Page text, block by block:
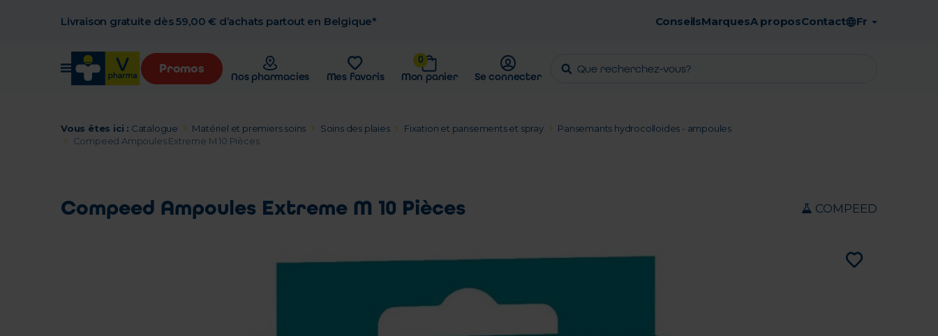
Livraison gratuite dès 59,00 € d’achats partout en Belgique* Retrait en pharmacie gratuit
ConseilsMarquesA proposContact Fr
Promos
Nos pharmacies Mes favoris
0
Mon panier Se connecter
Vous êtes ici : Catalogue Matériel et premiers soins Soins des plaies Fixation et pansements et spray
Pansemants hydrocolloides - ampoules
Compeed Ampoules Extreme M 10 Pièces
Compeed Ampoules Extreme M 10 Pièces COMPEED